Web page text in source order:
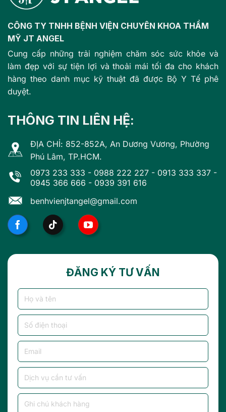
CÔNG TY TNHH BỆNH VIỆN CHUYÊN KHOA THẨM
MỸ JT ANGEL
Cung cấp những trải nghiệm chăm sóc sức khỏe và
làm đẹp với sự tiện lợi và thoải mái tối đa cho khách
hàng theo danh mục kỹ thuật đã được Bộ Y Tế phê
duyệt.
THÔNG TIN LIÊN HỆ:
ĐỊA CHỈ: 852-852A, An Dương Vương, Phường
Phú Lâm, TP.HCM.
0973 233 333 - 0988 222 227 - 0913 333 337 -
0945 366 666 - 0939 391 616
benhvienjtangel@gmail.com
ĐĂNG KÝ TƯ VẤN